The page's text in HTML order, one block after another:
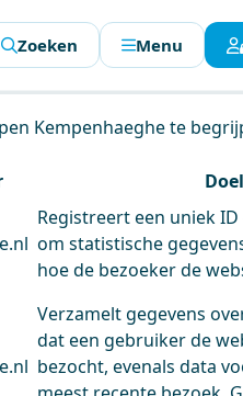
Kempenhaeghe te
Doel
Registreert een uniek
om statistische
hoe de bezoeker de
Verzamelt gegevens
dat een gebruiker de
bezocht, evenals data
Zoeken Menu